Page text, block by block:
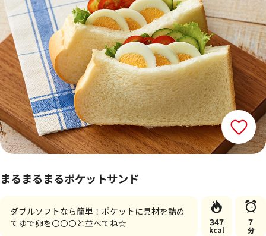
まるまるまるポケットサンド
ダブルソフトなら簡単！ポケットに具材を詰め
てゆで卵を〇〇〇と並べてね☆
347
kcal
7
分